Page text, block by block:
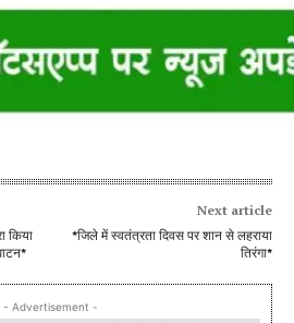
किया
Next article
*जिले में स्वतंत्रता दिवस पर शान से लहराया
तिरंगा*
- Advertisement -